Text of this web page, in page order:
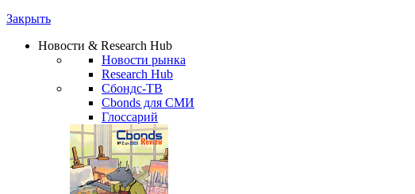
Закрыть
Новости & Research Hub
Новости рынка
Research Hub
Сбондс-ТВ
Cbonds для СМИ
Глоссарий